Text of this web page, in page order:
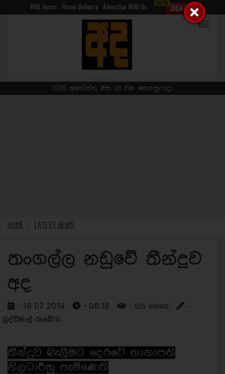
WNL Home Home Delivery Advertise With Us
2026 අගෝස්තු මස 08 වන සෙනසුරාදා
HOME LATEST NEWS
තංගල්ල නඩුවේ තීන්දුව
අද
- 18 07 2014 - 08:18 - 525 views
-
බුද්ධිමාල් රුබේරු
තීන්දුව බැලීමට දෙරටේ තානාපති
නිලධාරීහු පැමි‍ණෙති